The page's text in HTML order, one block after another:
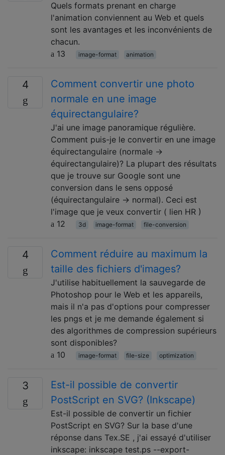
Quels formats prenant en charge
l'animation conviennent au Web et quels
sont les avantages et les inconvénients de
chacun.
13
image-format animation
4
Comment convertir une photo
normale en une image
équirectangulaire?
J'ai une image panoramique régulière.
Comment puis-je le convertir en une image
équirectangulaire (normale →
équirectangulaire)? La plupart des résultats
que je trouve sur Google sont une
conversion dans le sens opposé
(équirectangulaire → normal). Ceci est
l'image que je veux convertir ( lien HR )
12
3d image-format file-conversion
4
Comment réduire au maximum la
taille des fichiers d'images?
J'utilise habituellement la sauvegarde de
Photoshop pour le Web et les appareils,
mais il n'a pas d'options pour compresser
les pngs et je me demande également si
des algorithmes de compression supérieurs
sont disponibles?
10
image-format file-size optimization
3
Est-il possible de convertir
PostScript en SVG? (Inkscape)
Est-il possible de convertir un fichier
PostScript en SVG? Sur la base d'une
réponse dans Tex.SE , j'ai essayé d'utiliser
inkscape: inkscape test.ps --export-